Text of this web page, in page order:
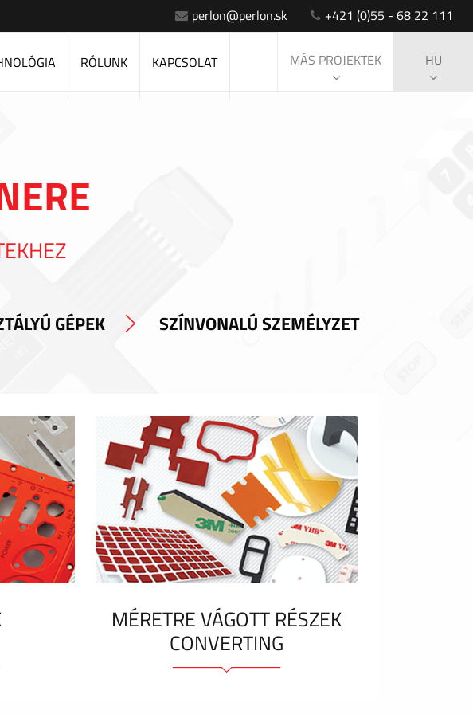
perlon@perlon.sk +421 (0)55 - 68 22 111
RÓLUNK KAPCSOLAT MÁS PROJEKTEK HU
GÉPEK SZÍNVONALÚ SZEMÉLYZET
MÉRETRE VÁGOTT RÉSZEK
CONVERTING